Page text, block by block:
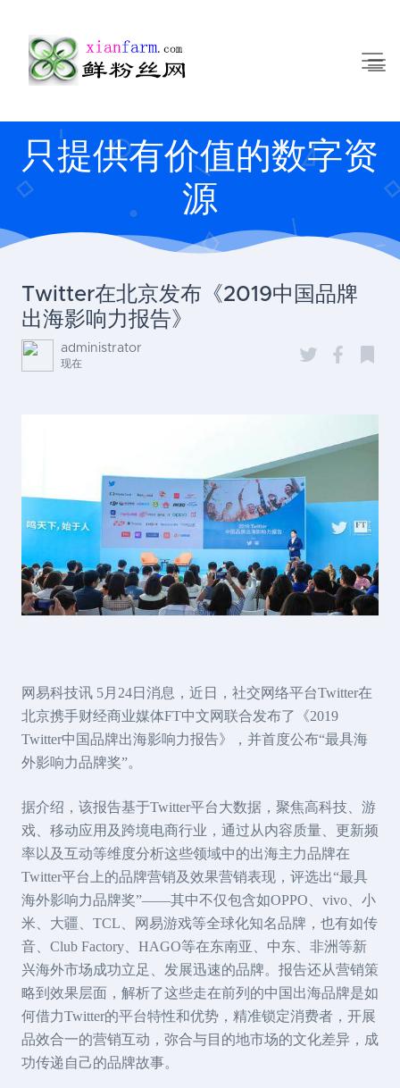
只提供有价值的数字资
源
Twitter在北京发布《2019中国品牌
出海影响力报告》
administrator
现在
网易科技讯 5月24日消息，近日，社交网络平台Twitter在
北京携手财经商业媒体FT中文网联合发布了《2019
Twitter中国品牌出海影响力报告》，并首度公布“最具海
外影响力品牌奖”。
据介绍，该报告基于Twitter平台大数据，聚焦高科技、游
戏、移动应用及跨境电商行业，通过从内容质量、更新频
率以及互动等维度分析这些领域中的出海主力品牌在
Twitter平台上的品牌营销及效果营销表现，评选出“最具
海外影响力品牌奖”——其中不仅包含如OPPO、vivo、小
米、大疆、TCL、网易游戏等全球化知名品牌，也有如传
音、Club Factory、HAGO等在东南亚、中东、非洲等新
兴海外市场成功立足、发展迅速的品牌。报告还从营销策
略到效果层面，解析了这些走在前列的中国出海品牌是如
何借力Twitter的平台特性和优势，精准锁定消费者，开展
品效合一的营销互动，弥合与目的地市场的文化差异，成
功传递自己的品牌故事。